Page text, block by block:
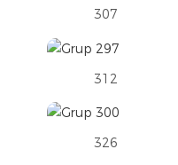
307
312
326